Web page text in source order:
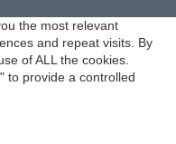
the most relevant
and repeat visits. By
of ALL the cookies.
to provide a controlled